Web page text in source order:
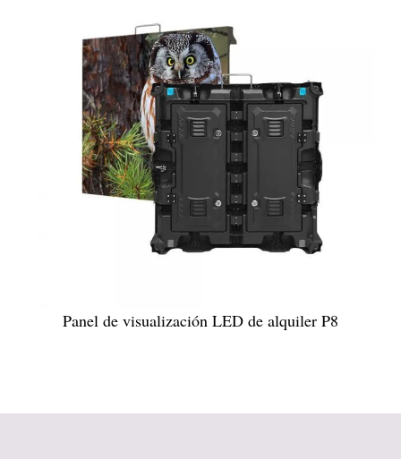
Panel de visualización LED de alquiler P8